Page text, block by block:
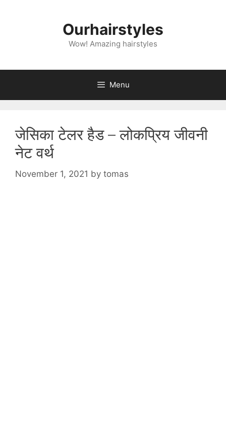
Ourhairstyles
Wow! Amazing hairstyles
Menu
जेसिका टेलर हैड – लोकप्रिय जीवनी
नेट वर्थ
November 1, 2021 by tomas